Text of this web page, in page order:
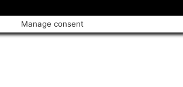
Manage consent